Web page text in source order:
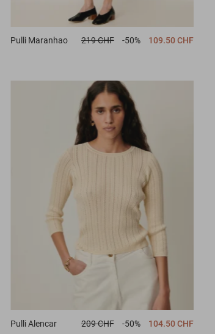
Pulli Maranhao 219 CHF -50% 109.50 CHF
Pulli Alencar 209 CHF -50% 104.50 CHF